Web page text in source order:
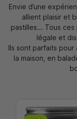
Envie d’une
allient plaisir et
pastilles... Tous
légale et
Ils sont parfaits
la maison, en